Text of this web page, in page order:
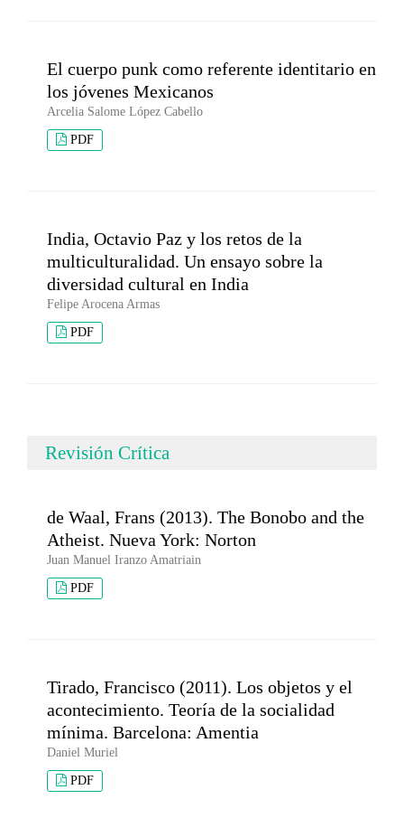
El cuerpo punk como referente identitario en
los jóvenes Mexicanos
Arcelia Salome López Cabello
PDF
India, Octavio Paz y los retos de la
multiculturalidad. Un ensayo sobre la
diversidad cultural en India
Felipe Arocena Armas
PDF
Revisión Crítica
de Waal, Frans (2013). The Bonobo and the
Atheist. Nueva York: Norton
Juan Manuel Iranzo Amatriain
PDF
Tirado, Francisco (2011). Los objetos y el
acontecimiento. Teoría de la socialidad
mínima. Barcelona: Amentia
Daniel Muriel
PDF